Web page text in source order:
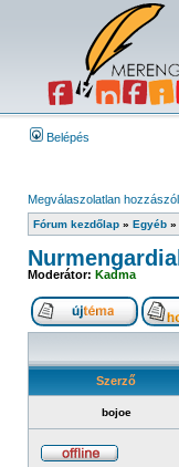
Belépés
Megválaszolatlan
Fórum kezdőlap » Egyéb »
Moderátor: Kadma
Szerző
bojoe